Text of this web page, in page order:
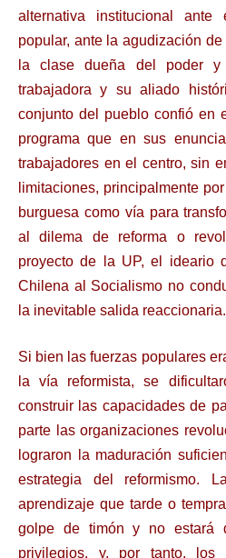
alternativa institucional
popular, ante la agudización
la clase dueña del poder
trabajadora y su aliado
conjunto del pueblo confió en
programa que en sus
trabajadores en el centro, sin
limitaciones, principalmente
burguesa como vía para
al dilema de reforma o
proyecto de la UP, el ideario
Chilena al Socialismo no
la inevitable salida reaccionaria.
Si bien las fuerzas populares
la vía reformista, se
construir las capacidades de
parte las organizaciones
lograron la maduración
estrategia del reformismo.
aprendizaje que tarde o
golpe de timón y no estará
privilegios, y, por tanto, los